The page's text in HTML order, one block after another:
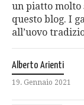
un piatto molto
questo blog. I
all’uovo
Alberto Arienti
19. Gennaio 2021